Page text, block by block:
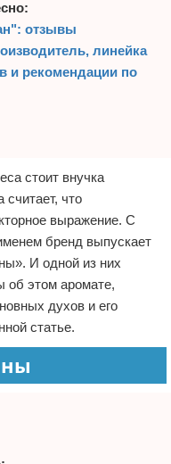
отзывы
линейка
и рекомендации по
стоит внучка
что
выражение. С
бренд выпускает
И одной из них
об этом аромате,
духов и его
статье.